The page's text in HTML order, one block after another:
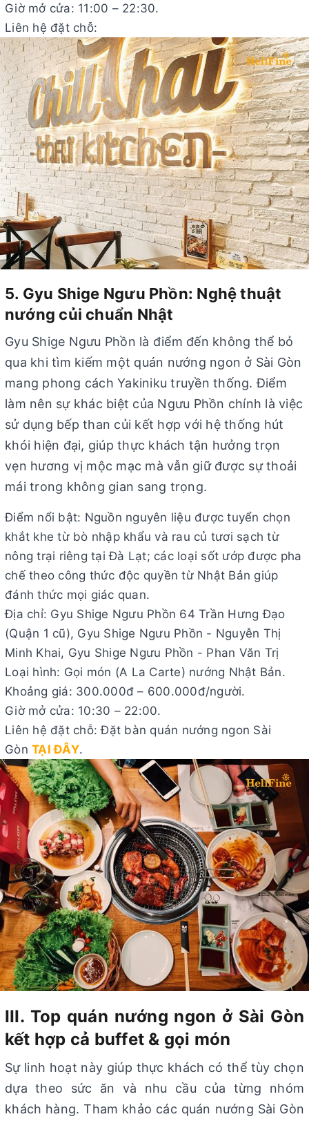
Giờ mở cửa: 11:00 – 22:30.
Liên hệ đặt chỗ:
5. Gyu Shige Ngưu Phồn: Nghệ thuật
nướng củi chuẩn Nhật
Gyu Shige Ngưu Phồn là điểm đến không thể bỏ
qua khi tìm kiếm một quán nướng ngon ở Sài Gòn
mang phong cách Yakiniku truyền thống. Điểm
làm nên sự khác biệt của Ngưu Phồn chính là việc
sử dụng bếp than củi kết hợp với hệ thống hút
khói hiện đại, giúp thực khách tận hưởng trọn
vẹn hương vị mộc mạc mà vẫn giữ được sự thoải
mái trong không gian sang trọng.
Điểm nổi bật: Nguồn nguyên liệu được tuyển chọn
khắt khe từ bò nhập khẩu và rau củ tươi sạch từ
nông trại riêng tại Đà Lạt; các loại sốt ướp được pha
chế theo công thức độc quyền từ Nhật Bản giúp
đánh thức mọi giác quan.
Địa chỉ: Gyu Shige Ngưu Phồn 64 Trần Hưng Đạo
(Quận 1 cũ), Gyu Shige Ngưu Phồn - Nguyễn Thị
Minh Khai, Gyu Shige Ngưu Phồn - Phan Văn Trị
Loại hình: Gọi món (A La Carte) nướng Nhật Bản.
Khoảng giá: 300.000đ – 600.000đ/người.
Giờ mở cửa: 10:30 – 22:00.
Liên hệ đặt chỗ: Đặt bàn quán nướng ngon Sài
Gòn TẠI ĐÂY.
III. Top quán nướng ngon ở Sài Gòn
kết hợp cả buffet & gọi món
Sự linh hoạt này giúp thực khách có thể tùy chọn
dựa theo sức ăn và nhu cầu của từng nhóm
khách hàng. Tham khảo các quán nướng Sài Gòn